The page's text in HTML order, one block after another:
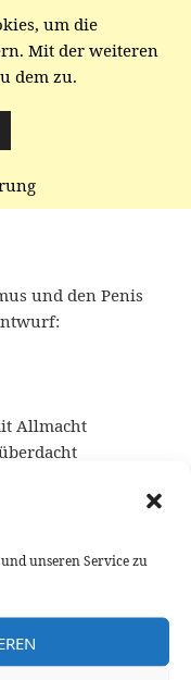
unseren Service zu
und den Penis
Allmacht
gemacht
um die
Mit der weiteren
dem zu.